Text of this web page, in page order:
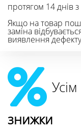
протягом 14 днів
Якщо на товар
заміна
виявлення дефекту
Усім
знижки